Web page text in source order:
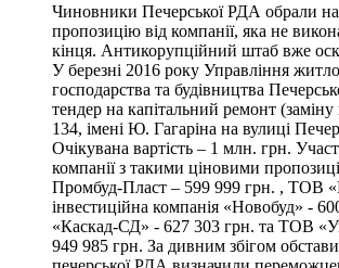
Чиновники Печерської РДА обрали
пропозицію від компанії, яка не
кінця. Антикорупційний штаб вже
У березні 2016 року Управління
господарства та будівництва
тендер на капітальний ремонт
134, iменi Ю. Гагарiна на вулиці
Очікувана вартість – 1 млн. грн.
компанії з такими ціновими
Промбуд-Пласт – 599 999 грн. , ТОВ
інвестиційна компанія «Новобуд» -
«Каскад-СД» - 627 303 грн. та ТОВ
949 985 грн. За дивним збігом